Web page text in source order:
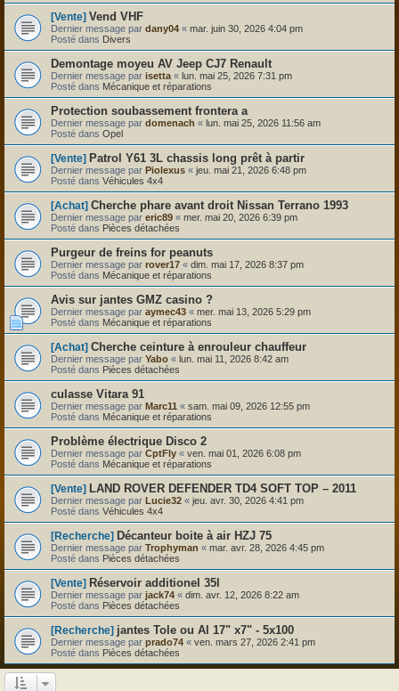
[Vente] Vend VHF
Dernier message par dany04 « mar. juin 30, 2026 4:04 pm
Posté dans Divers
Demontage moyeu AV Jeep CJ7 Renault
Dernier message par isetta « lun. mai 25, 2026 7:31 pm
Posté dans Mécanique et réparations
Protection soubassement frontera a
Dernier message par domenach « lun. mai 25, 2026 11:56 am
Posté dans Opel
[Vente] Patrol Y61 3L chassis long prêt à partir
Dernier message par Piolexus « jeu. mai 21, 2026 6:48 pm
Posté dans Véhicules 4x4
[Achat] Cherche phare avant droit Nissan Terrano 1993
Dernier message par eric89 « mer. mai 20, 2026 6:39 pm
Posté dans Pièces détachées
Purgeur de freins for peanuts
Dernier message par rover17 « dim. mai 17, 2026 8:37 pm
Posté dans Mécanique et réparations
Avis sur jantes GMZ casino ?
Dernier message par aymec43 « mer. mai 13, 2026 5:29 pm
Posté dans Mécanique et réparations
[Achat] Cherche ceinture à enrouleur chauffeur
Dernier message par Yabo « lun. mai 11, 2026 8:42 am
Posté dans Pièces détachées
culasse Vitara 91
Dernier message par Marc11 « sam. mai 09, 2026 12:55 pm
Posté dans Mécanique et réparations
Problème électrique Disco 2
Dernier message par CptFly « ven. mai 01, 2026 6:08 pm
Posté dans Mécanique et réparations
[Vente] LAND ROVER DEFENDER TD4 SOFT TOP – 2011
Dernier message par Lucie32 « jeu. avr. 30, 2026 4:41 pm
Posté dans Véhicules 4x4
[Recherche] Décanteur boite à air HZJ 75
Dernier message par Trophyman « mar. avr. 28, 2026 4:45 pm
Posté dans Pièces détachées
[Vente] Réservoir additionel 35l
Dernier message par jack74 « dim. avr. 12, 2026 8:22 am
Posté dans Pièces détachées
[Recherche] jantes Tole ou Al 17" x7" - 5x100
Dernier message par prado74 « ven. mars 27, 2026 2:41 pm
Posté dans Pièces détachées